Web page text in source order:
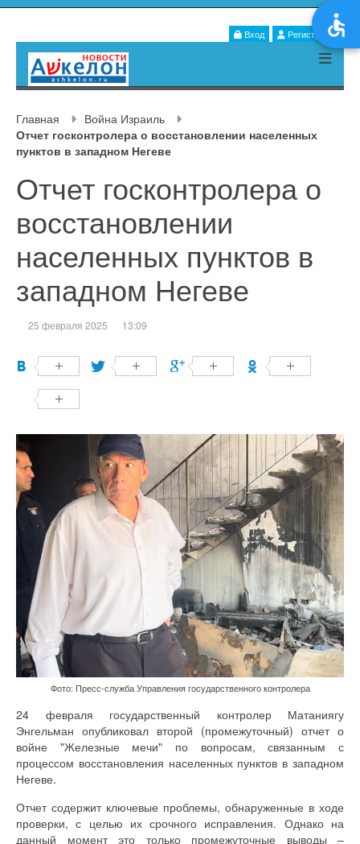
Вход Регистрация
Главная
Война Израиль
Отчет госконтролера о восстановлении населенных
пунктов в западном Негеве
Отчет госконтролера о
восстановлении
населенных пунктов в
западном Негеве
25 февраля 2025 13:09
Фото: Пресс-служба Управления государственного контролера
24 февраля государственный контролер Матаниягу
Энгельман опубликовал второй (промежуточный) отчет о
войне "Железные мечи" по вопросам, связанным с
процессом восстановления населенных пунктов в западном
Негеве.
Отчет содержит ключевые проблемы, обнаруженные в ходе
проверки, с целью их срочного исправления. Однако на
данный момент это только промежуточные выводы –